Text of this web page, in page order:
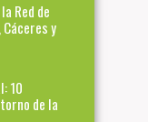
Red de
y
10
de la